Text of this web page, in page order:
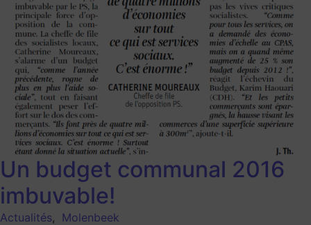
Un budget communal 2016
imbuvable!
Actualités, Molenbeek